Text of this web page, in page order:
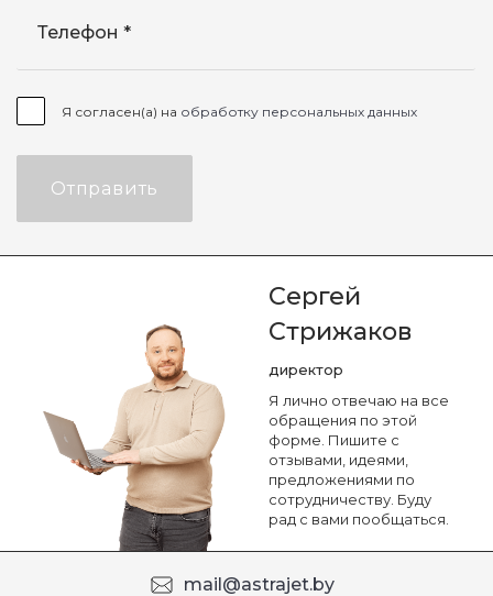
Телефон
Я согласен(а) на обработку персональных данных
Отправить
Сергей
Стрижаков
директор
Я лично отвечаю на все
обращения по этой
форме. Пишите с
отзывами, идеями,
предложениями по
сотрудничеству. Буду
рад с вами пообщаться.
mail@astrajet.by